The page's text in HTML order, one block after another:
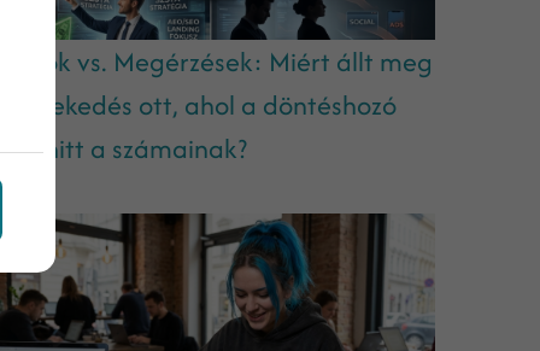
Adatok vs. Megérzések: Miért állt meg
a növekedés ott, ahol a döntéshozó
hitt a számainak?